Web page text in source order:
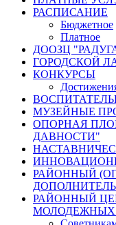
РАСПИСАНИЕ
Бюджетное
Платное
ДООЗЦ
ГОРОДСКОЙ
КОНКУРСЫ
МУЗЕЙНЫЕ
ОПОРНАЯ
ДАВНОСТИ"
РАЙОННЫЙ
РАЙОННЫЙ